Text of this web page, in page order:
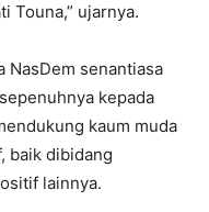
Touna,” ujarnya.
NasDem senantiasa
kepada
kaum muda
baik dibidang
lainnya.